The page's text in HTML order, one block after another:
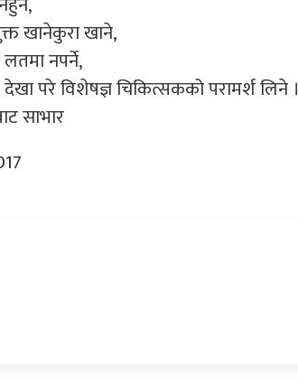
खानेकुरा खाने,
नपर्ने,
परे विशेषज्ञ चिकित्सकको परामर्श लिने ।
साभार